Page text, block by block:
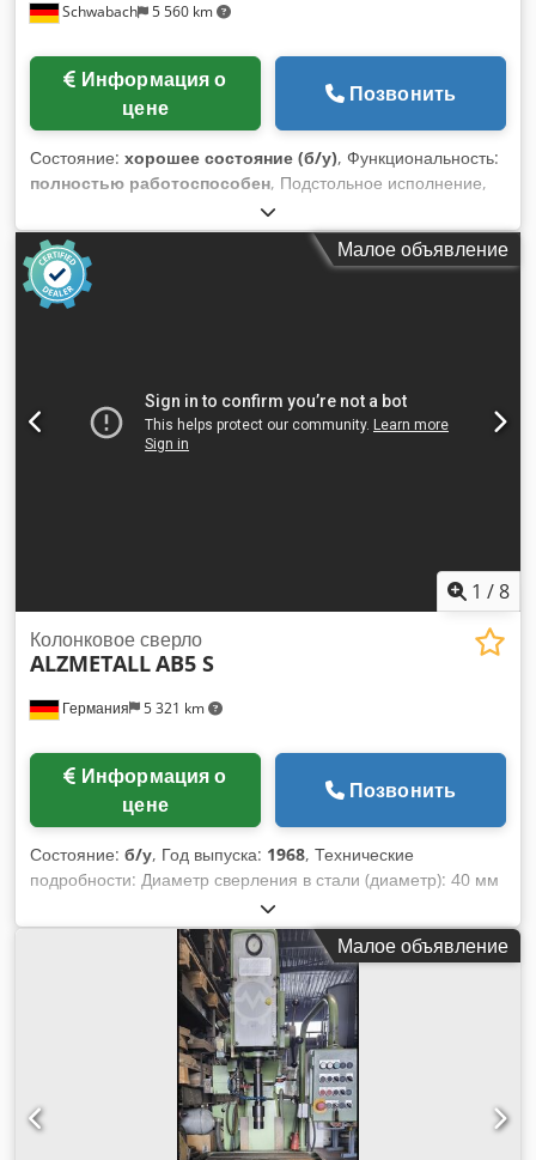
Schwabach 5 560 km
цене
Позвонить
Состояние: хорошее состояние (б/у), Функциональность:
полностью работоспособен, Подстольное исполнение,
головка регулируется на 600 мм Сверлильная способность
40 мм 2 диапазона скоростей, бесступенчатая регулировка
60–1600 об/мин 3 подачи: 0,1 / 0,16 / 0,25 мм/об
Крепление: MK 4 Dcjdpfx Aszixgleixjk Вылет примерно 330
мм Ход шпинделя 220 мм Оценочный вес 1 т
Малое объявление
1 /8
Германия 5 321 km
Колонковое сверло
ALZMETALLAB5 S
цене
Позвонить
Состояние: б/у, Год выпуска: 1968, Технические
подробности: Диаметр сверления в стали (диаметр): 40 мм
выступ: 380 мм Ход сверления: 240 мм Крепление
шпинделя МК: МК 5 Скорость вращения шпинделя:: н.б. об/
мин Dodpfovpfzysx Aixsck Подача: 01 / 0,14 / 0,2 / 0,28 / 0,4
(ручная+автоматическая) мм/об Расстояние шпиндель/стол
макс.: 200 - 800 мм Площадь зажима стола: 540 x 730 мм
Поворот стола: 360° Регулировка сверлильного стола: 600
(ручная) мм Диаметр колонны: Ø 220 мм Площадь зажима
базовой плиты: Ш: 510 x Д: 510 мм Общая потребляемая
мощность: 4,0 кВт Вес машины примерно: 1300 кг Габариты
машины примерно ДxШxВ: 1,2 x 0,95 x 2,35 м Управление
Малое объявление